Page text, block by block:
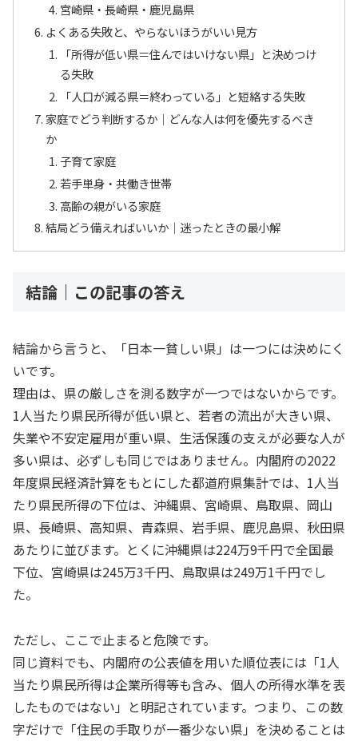
宮崎県・長崎県・鹿児島県
よくある失敗と、やらないほうがいい見方
「所得が低い県＝住んではいけない県」と決めつけ
る失敗
「人口が減る県＝終わっている」と短絡する失敗
家庭でどう判断するか｜どんな人は何を優先するべき
か
子育て家庭
若手単身・共働き世帯
高齢の親がいる家庭
結局どう備えればいいか｜迷ったときの最小解
結論｜この記事の答え
結論から言うと、「日本一貧しい県」は一つには決めにく
いです。
理由は、県の厳しさを測る数字が一つではないからです。
1人当たり県民所得が低い県と、若者の流出が大きい県、
失業や不安定雇用が重い県、生活保護の支えが必要な人が
多い県は、必ずしも同じではありません。内閣府の2022
年度県民経済計算をもとにした都道府県集計では、1人当
たり県民所得の下位は、沖縄県、宮崎県、鳥取県、岡山
県、長崎県、高知県、青森県、岩手県、鹿児島県、秋田県
あたりに並びます。とくに沖縄県は224万9千円で全国最
下位、宮崎県は245万3千円、鳥取県は249万1千円でし
た。
ただし、ここで止まると危険です。
同じ資料でも、内閣府の公表値を用いた順位表には「1人
当たり県民所得は企業所得等も含み、個人の所得水準を表
したものではない」と明記されています。つまり、この数
字だけで「住民の手取りが一番少ない県」を決めることは